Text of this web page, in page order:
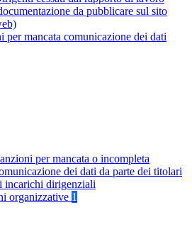
da pubblicare sul sito
per mancata comunicazione dei dati
per mancata o incompleta
dei dati da parte dei titolari
incarichi dirigenziali
organizzative 1